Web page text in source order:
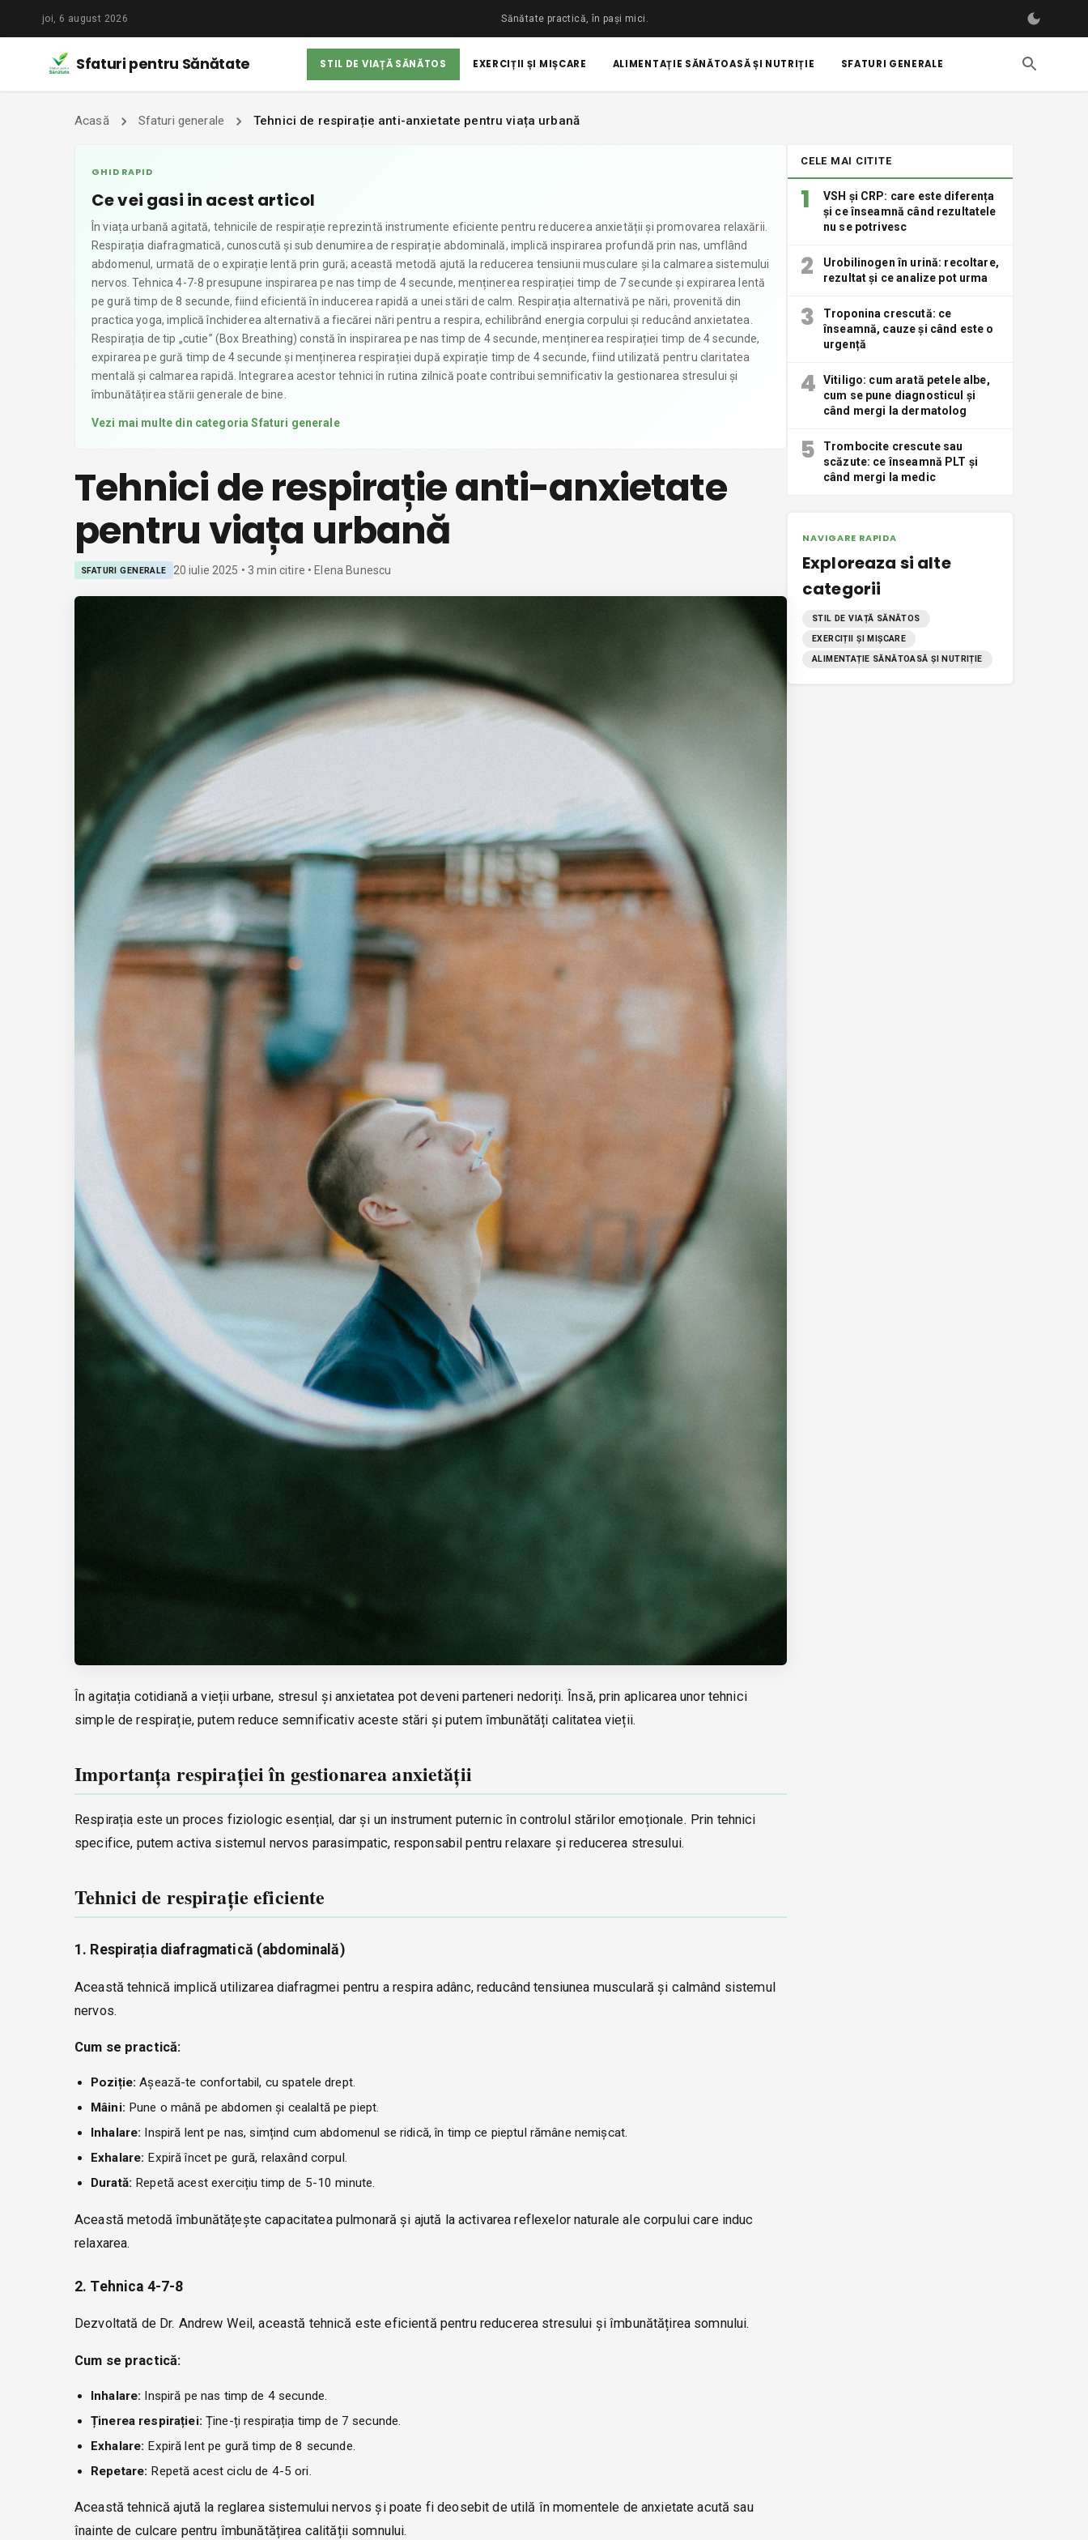
joi, 6 august 2026 Sănătate practică, în pași mici.
Sfaturi pentru Sănătate STIL DE VIAȚĂ SĂNĂTOS EXERCIȚII ȘI MIȘCARE ALIMENTAȚIE SĂNĂTOASĂ ȘI NUTRIȚIE SFATURI GENERALE
Acasă Sfaturi generale Tehnici de respirație anti-anxietate pentru viața urbană
GHID RAPID
Ce vei gasi in acest articol
În viața urbană agitată, tehnicile de respirație reprezintă instrumente eficiente pentru reducerea anxietății și promovarea relaxării.
Respirația diafragmatică, cunoscută și sub denumirea de respirație abdominală, implică inspirarea profundă prin nas, umflând
abdomenul, urmată de o expirație lentă prin gură; această metodă ajută la reducerea tensiunii musculare și la calmarea sistemului
nervos. Tehnica 4-7-8 presupune inspirarea pe nas timp de 4 secunde, menținerea respirației timp de 7 secunde și expirarea lentă
pe gură timp de 8 secunde, fiind eficientă în inducerea rapidă a unei stări de calm. Respirația alternativă pe nări, provenită din
practica yoga, implică închiderea alternativă a fiecărei nări pentru a respira, echilibrând energia corpului și reducând anxietatea.
Respirația de tip „cutie” (Box Breathing) constă în inspirarea pe nas timp de 4 secunde, menținerea respirației timp de 4 secunde,
expirarea pe gură timp de 4 secunde și menținerea respirației după expirație timp de 4 secunde, fiind utilizată pentru claritatea
mentală și calmarea rapidă. Integrarea acestor tehnici în rutina zilnică poate contribui semnificativ la gestionarea stresului și
îmbunătățirea stării generale de bine.
Vezi mai multe din categoriaSfaturi generale
Tehnici de respirație anti-anxietate
pentru viața urbană
SFATURI GENERALE 20 iulie 2025 • 3 min citire • Elena Bunescu
În agitația cotidiană a vieții urbane, stresul și anxietatea pot deveni parteneri nedoriți. Însă, prin aplicarea unor tehnici
simple de respirație, putem reduce semnificativ aceste stări și putem îmbunătăți calitatea vieții.
Importanța respirației în gestionarea anxietății
Respirația este un proces fiziologic esențial, dar și un instrument puternic în controlul stărilor emoționale. Prin tehnici
specifice, putem activa sistemul nervos parasimpatic, responsabil pentru relaxare și reducerea stresului.
Tehnici de respirație eficiente
1. Respirația diafragmatică (abdominală)
Această tehnică implică utilizarea diafragmei pentru a respira adânc, reducând tensiunea musculară și calmând sistemul
nervos.
Cum se practică:
Poziție: Așează-te confortabil, cu spatele drept.
Mâini: Pune o mână pe abdomen și cealaltă pe piept.
Inhalare: Inspiră lent pe nas, simțind cum abdomenul se ridică, în timp ce pieptul rămâne nemișcat.
Exhalare: Expiră încet pe gură, relaxând corpul.
Durată: Repetă acest exercițiu timp de 5-10 minute.
Această metodă îmbunătățește capacitatea pulmonară și ajută la activarea reflexelor naturale ale corpului care induc
relaxarea.
2. Tehnica 4-7-8
Dezvoltată de Dr. Andrew Weil, această tehnică este eficientă pentru reducerea stresului și îmbunătățirea somnului.
Cum se practică:
Inhalare: Inspiră pe nas timp de 4 secunde.
Ținerea respirației: Ține-ți respirația timp de 7 secunde.
Exhalare: Expiră lent pe gură timp de 8 secunde.
Repetare: Repetă acest ciclu de 4-5 ori.
Această tehnică ajută la reglarea sistemului nervos și poate fi deosebit de utilă în momentele de anxietate acută sau
înainte de culcare pentru îmbunătățirea calității somnului.
CELE MAI CITITE
1
VSH și CRP: care este diferența
și ce înseamnă când rezultatele
nu se potrivesc
2
Urobilinogen în urină: recoltare,
rezultat și ce analize pot urma
3
Troponina crescută: ce
înseamnă, cauze și când este o
urgență
4
Vitiligo: cum arată petele albe,
cum se pune diagnosticul și
când mergi la dermatolog
5
Trombocite crescute sau
scăzute: ce înseamnă PLT și
când mergi la medic
NAVIGARE RAPIDA
Exploreaza si alte
categorii
STIL DE VIAȚĂ SĂNĂTOS
EXERCIȚII ȘI MIȘCARE
ALIMENTAȚIE SĂNĂTOASĂ ȘI NUTRIȚIE